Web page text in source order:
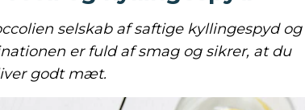
selskab af saftige kyllingespyd og
er fuld af smag og sikrer, at du
godt mæt.